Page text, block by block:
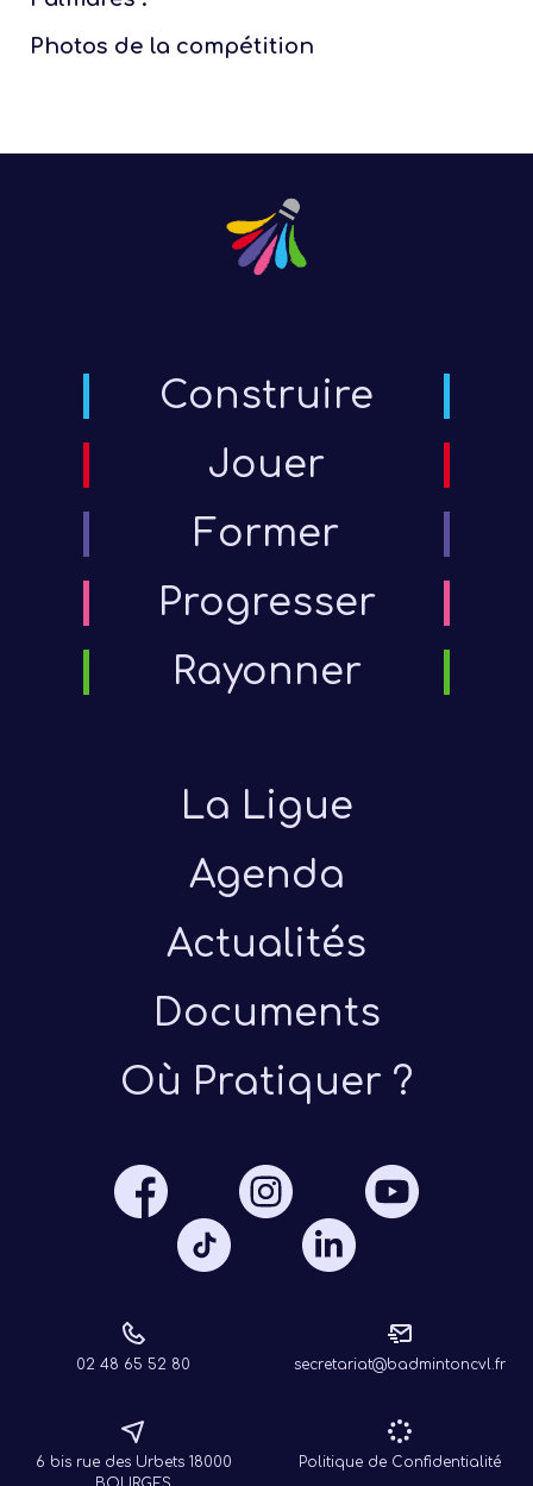
Photos de la compétition
Construire
Jouer
Former
Progresser
Rayonner
La Ligue
Agenda
Actualités
Documents
Où Pratiquer ?
02 48 65 52 80 secretariat@badmintoncvl.fr
6 bis rue des Urbets 18000
Politique de Confidentialité